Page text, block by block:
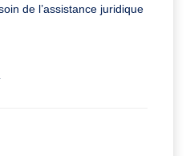
de l’assistance juridique